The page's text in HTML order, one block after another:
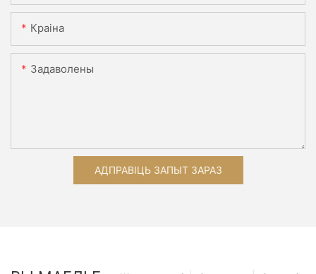
Краіна
Задаволены
АДПРАВІЦЬ ЗАПЫТ ЗАРАЗ